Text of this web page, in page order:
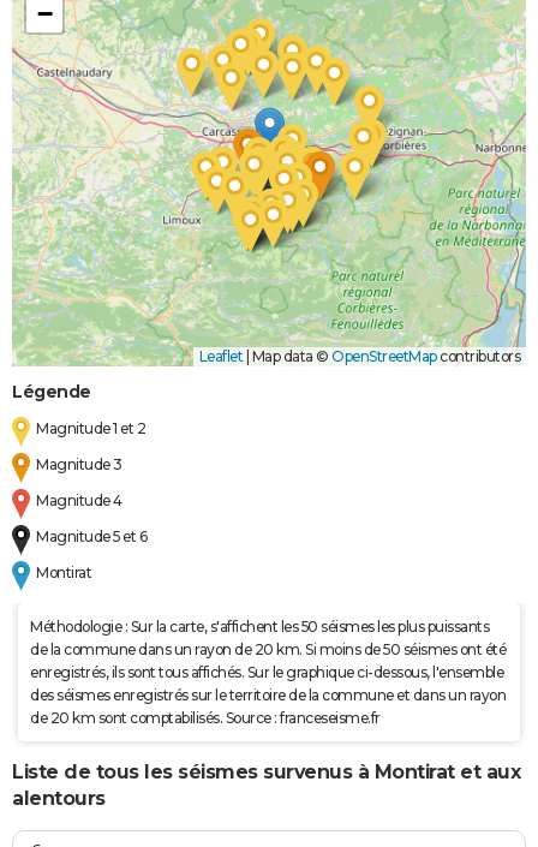
−
Leaflet Map data © OpenStreetMapcontributors
Légende
Magnitude 1 et 2
Magnitude 3
Magnitude 4
Magnitude 5 et 6
Montirat
Méthodologie : Sur la carte, s'affichent les 50 séismes les plus puissants
de la commune dans un rayon de 20 km. Si moins de 50 séismes ont été
enregistrés, ils sont tous affichés. Sur le graphique ci-dessous, l'ensemble
des séismes enregistrés sur le territoire de la commune et dans un rayon
de 20 km sont comptabilisés. Source : franceseisme.fr
Liste de tous les séismes survenus à Montirat et aux
alentours